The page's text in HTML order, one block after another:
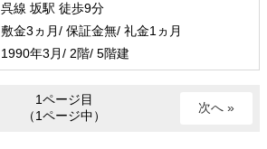
呉線 坂駅 徒歩9分
敷金3ヵ月/ 保証金無/ 礼金1ヵ月
1990年3月/ 2階/ 5階建
1ページ目
（1ページ中）
次へ »